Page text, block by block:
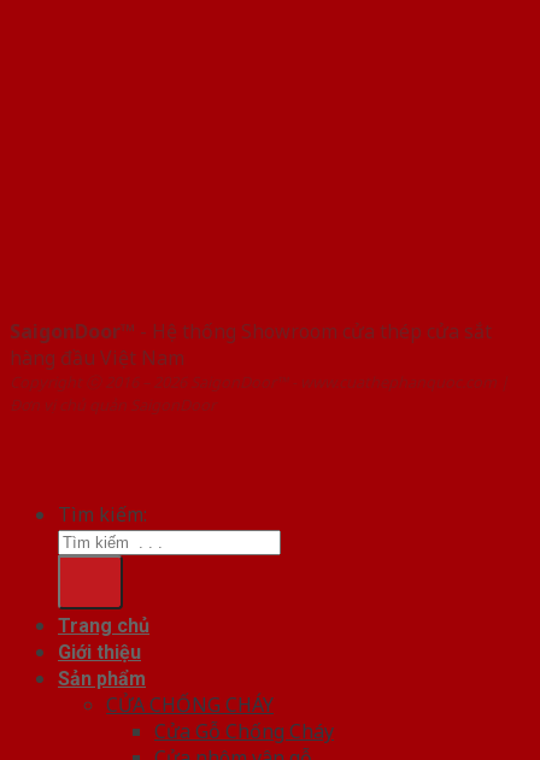
SaigonDoor™ - Hệ thống Showroom cửa thép cửa sắt
hàng đầu Việt Nam
Copyright ⓒ 2016 – 2026 SaigonDoor™ - www.cuathephanquoc.com |
Đơn vị chủ quản SaigonDoor
Tìm kiếm:
Trang chủ
Giới thiệu
Sản phẩm
CỬA CHỐNG CHÁY
Cửa Gỗ Chống Cháy